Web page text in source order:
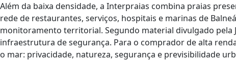
Além da baixa densidade, a Interpraias combina praias
rede de restaurantes, serviços, hospitais e marinas de
monitoramento territorial. Segundo material divulgado pela
infraestrutura de segurança. Para o comprador de alta
o mar: privacidade, natureza, segurança e previsibilidade